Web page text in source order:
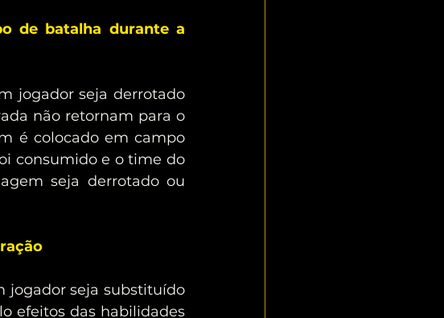
de batalha durante a
não retornam para o
é colocado em campo
consumido e o time do
seja derrotado ou